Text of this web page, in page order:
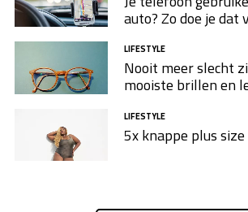
auto? Zo doe je dat
LIFESTYLE
Nooit meer slecht
mooiste brillen en
LIFESTYLE
5x knappe plus